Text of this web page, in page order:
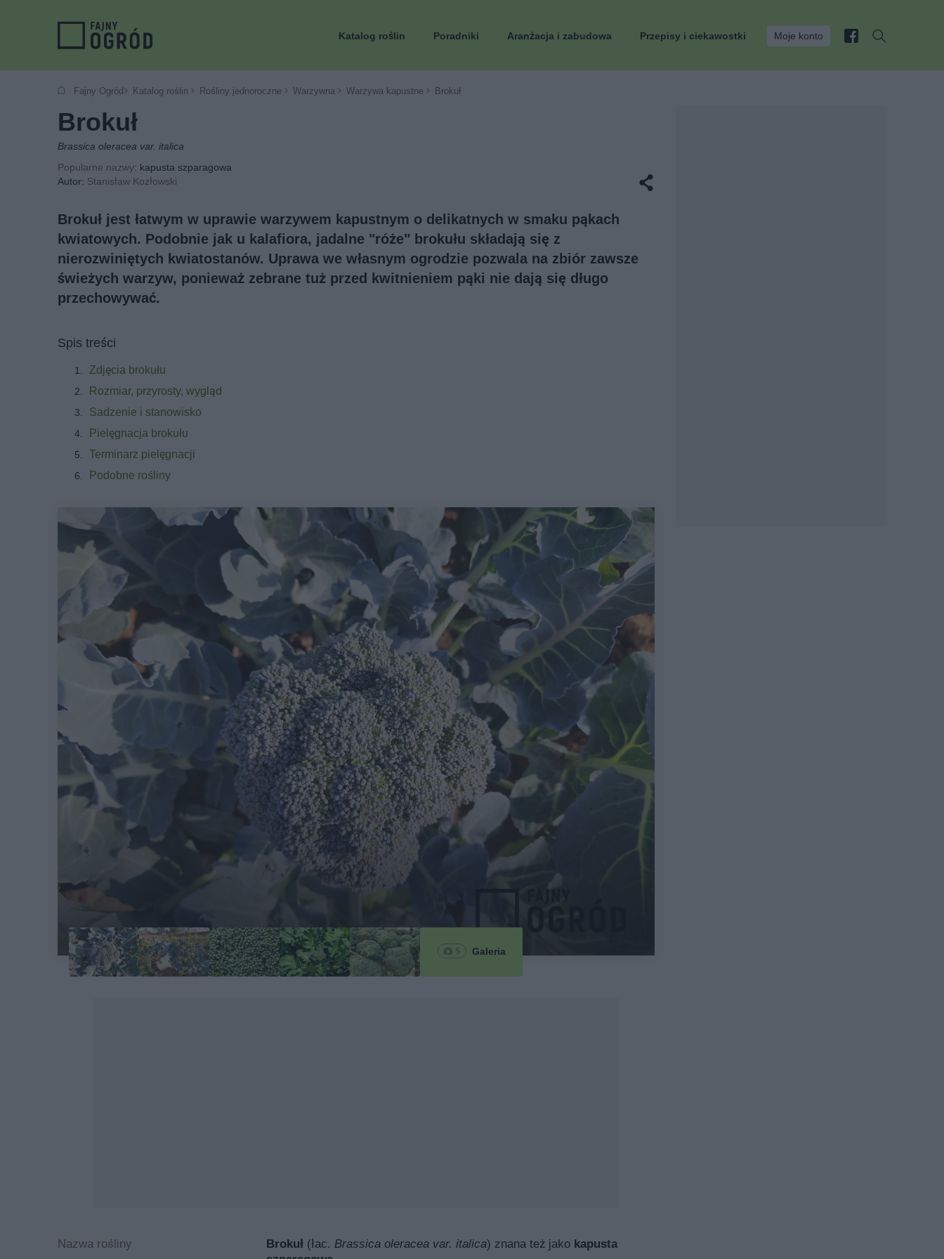
Katalog roślin Poradniki Aranżacja i zabudowa Przepisy i ciekawostki Moje konto
Fajny Ogród Katalog roślin Rośliny jednoroczne Warzywna Warzywa kapustne Brokuł
Brokuł
Brassica oleracea var. italica
Popularne nazwy: kapusta szparagowa
Autor: Stanisław Kozłowski
Brokuł jest łatwym w uprawie warzywem kapustnym o delikatnych w smaku pąkach
kwiatowych. Podobnie jak u kalafiora, jadalne "róże" brokułu składają się z
nierozwiniętych kwiatostanów. Uprawa we własnym ogrodzie pozwala na zbiór zawsze
świeżych warzyw, ponieważ zebrane tuż przed kwitnieniem pąki nie dają się długo
przechowywać.
Spis treści
Zdjęcia brokułu
Rozmiar, przyrosty, wygląd
Sadzenie i stanowisko
Pielęgnacja brokułu
Terminarz pielęgnacji
Podobne rośliny
5 Galeria
Nazwa rośliny Brokuł(łac. Brassica oleracea var. italica) znana też jako kapusta